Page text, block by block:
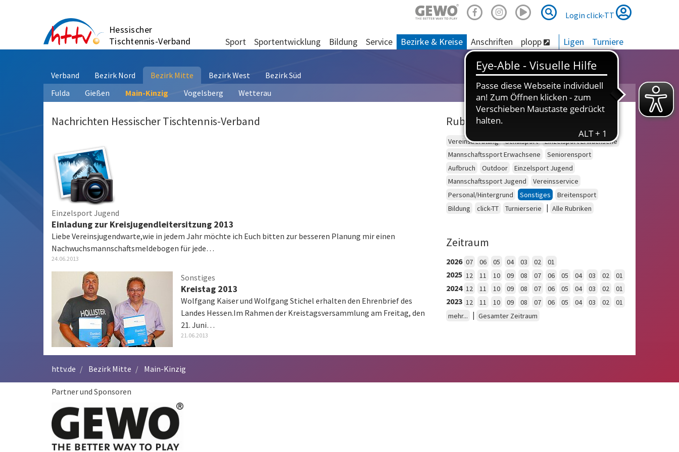
Hessischer
Tischtennis-Verband
Suche
Suche
Login click-TT
Sport Sportentwicklung Bildung Service Bezirke & Kreise Anschriften plopp Ligen Turniere
Verband Bezirk Nord Bezirk Mitte Bezirk West
Bezirk Süd
Fulda
Gießen Main-Kinzig Vogelsberg Wetterau
Nachrichten Hessischer Tischtennis-Verband
Einzelsport Jugend
Einladung zur Kreisjugendleitersitzung 2013
Liebe Vereinsjugendwarte,wie in jedem Jahr möchte ich Euch bitten zur besseren Planung mir einen
Nachwuchsmannschaftsmeldebogen für jede…
24.06.2013
Sonstiges
Kreistag 2013
Wolfgang Kaiser und Wolfgang Stichel erhalten den Ehrenbrief des
Landes Hessen.Im Rahmen der Kreistagsversammlung am Freitag, den
21. Juni…
21.06.2013
Rubriken
Vereinsberatung Schulsport
Einzelsport Erwachsene
Mannschaftssport Erwachsene
Seniorensport
Aufbruch
Outdoor
Einzelsport Jugend
Mannschaftssport Jugend
Vereinsservice
Personal/Hintergrund
Sonstiges
Breitensport
Bildung
click-TT Turnierserie | Alle Rubriken
Zeitraum
2026 07 06 05 04 03 02 01
2025 12 11 10 09 08 07 06 05 04 03 02 01
2024 12 11 10 09 08 07 06 05 04 03 02 01
2023 12 11 10 09 08 07 06 05 04 03 02
01
mehr...
| Gesamter Zeitraum
httv.de Bezirk Mitte Main-Kinzig
Partner und Sponsoren